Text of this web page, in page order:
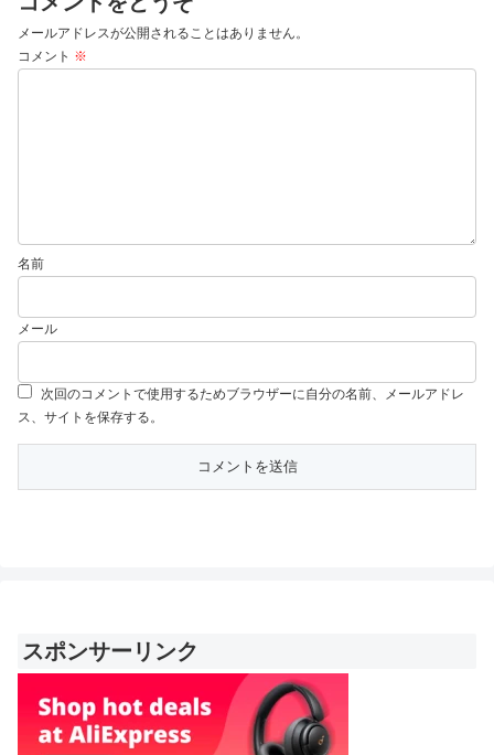
メールアドレスが公開されることはありません。
コメント ※
名前
メール
次回のコメントで使用するためブラウザーに自分の名前、メールアドレ
ス、サイトを保存する。
スポンサーリンク